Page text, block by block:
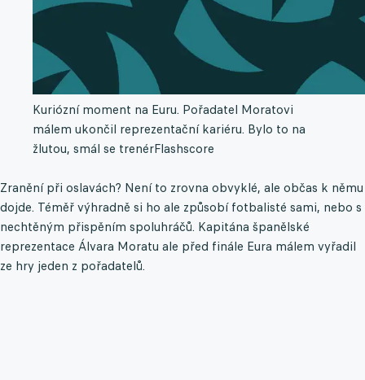
Kuriózní moment na Euru. Pořadatel Moratovi
málem ukončil reprezentační kariéru. Bylo to na
žlutou, smál se trenérFlashscore
Zranění při oslavách? Není to zrovna obvyklé, ale občas k němu
dojde. Téměř výhradně si ho ale způsobí fotbalisté sami, nebo s
nechtěným přispěním spoluhráčů. Kapitána španělské
reprezentace Álvara Moratu ale před finále Eura málem vyřadil
ze hry jeden z pořadatelů.